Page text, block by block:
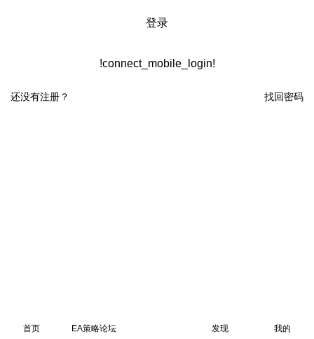
登录
!connect_mobile_login!
找回密码
还没有注册？
首页 EA策略论坛 发现 我的